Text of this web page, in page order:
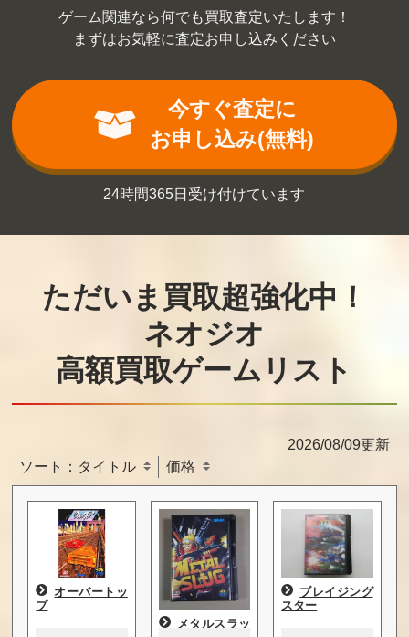
ゲーム関連なら何でも買取査定いたします！
まずはお気軽に査定お申し込みください
今すぐ査定に
お申し込み(無料)
24時間365日受け付けています
ただいま買取超強化中！
ネオジオ
高額買取ゲームリスト
ソート： タイトル 価格
2026/08/09更新
オーバートッ
プ
メタルスラッ
ブレイジング
スター